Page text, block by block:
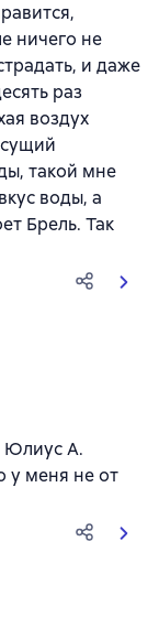
ничего не
и даже
раз
воздух
такой мне
воды, а
Брель. Так
131 оценок
Юлиус А.
у меня не от